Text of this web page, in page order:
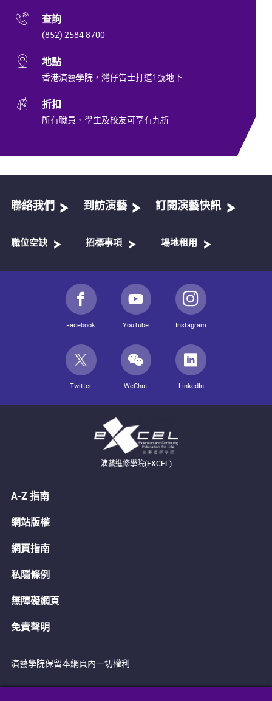
查詢
(852) 2584 8700
地點
香港演藝學院，灣仔告士打道1號地下
折扣
所有職員、學生及校友可享有九折
聯絡我們 到訪演藝 訂閱演藝快訊
職位空缺 招標事項 場地租用
Facebook YouTube Instagram
Twitter WeChat LinkedIn
演藝進修學院(EXCEL)
A-Z 指南
網站版權
網頁指南
私隱條例
無障礙網頁
免責聲明
演藝學院保留本網頁內一切權利